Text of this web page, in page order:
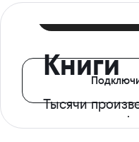
Книги
Тысячи
с доступом